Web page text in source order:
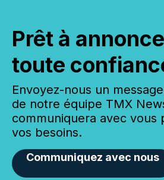
Prêt à
toute
Envoyez-nous un
de notre équipe TMX
communiquera avec vous
vos besoins.
Communiquez avec nous